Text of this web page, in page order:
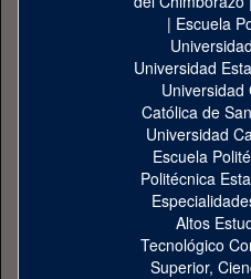
| Escuela
Universidad
Universidad
Católica de
Universidad
Escuela
Politécnica
Altos
Tecnológico
Superior,